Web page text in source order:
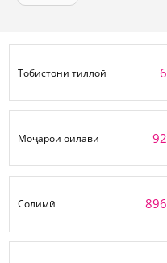
Тобистони тиллоӣ 6
Моҷарои оилавӣ 92
Солимӣ 896